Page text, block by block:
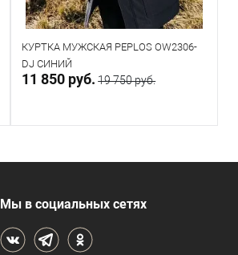
КУРТКА МУЖСКАЯ PEPLOS OW2306-
DJ СИНИЙ
11 850 руб. 19 750 руб.
В корзину
В наличии
Размер одежды
Мы в социальных сетях